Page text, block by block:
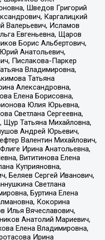
Шведов Григорий
Каргалицкий
Валерьевич, Исламов
Евгеньевна, Щаров
Борис Альбертович,
Анатольевич,
Пислакова-Паркер
Владимировна,
Татьяна
Александровна,
Елена Борисовна,
Юлия Юрьевна,
Светлана Сергеевна,
Щур Татьяна Михайловна,
Андрей Юрьевич,
Валентин Михайлович,
Ирина Анатольевна,
Вититинова Елена
Куприяновна,
Беляев Сергей Иванович,
Светлана
Буртина Елена
Кокорина
Илья Вячеславович,
Анатолий Мариевич,
Елена Владимировна,
Ирина